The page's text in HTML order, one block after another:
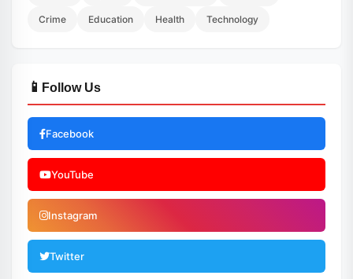
Crime Education Health Technology
📱 Follow Us
Facebook
YouTube
Instagram
Twitter